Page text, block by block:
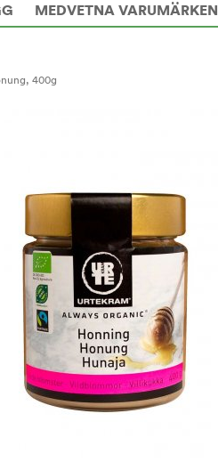
MEDVETNA VARUMÄRKEN
400g